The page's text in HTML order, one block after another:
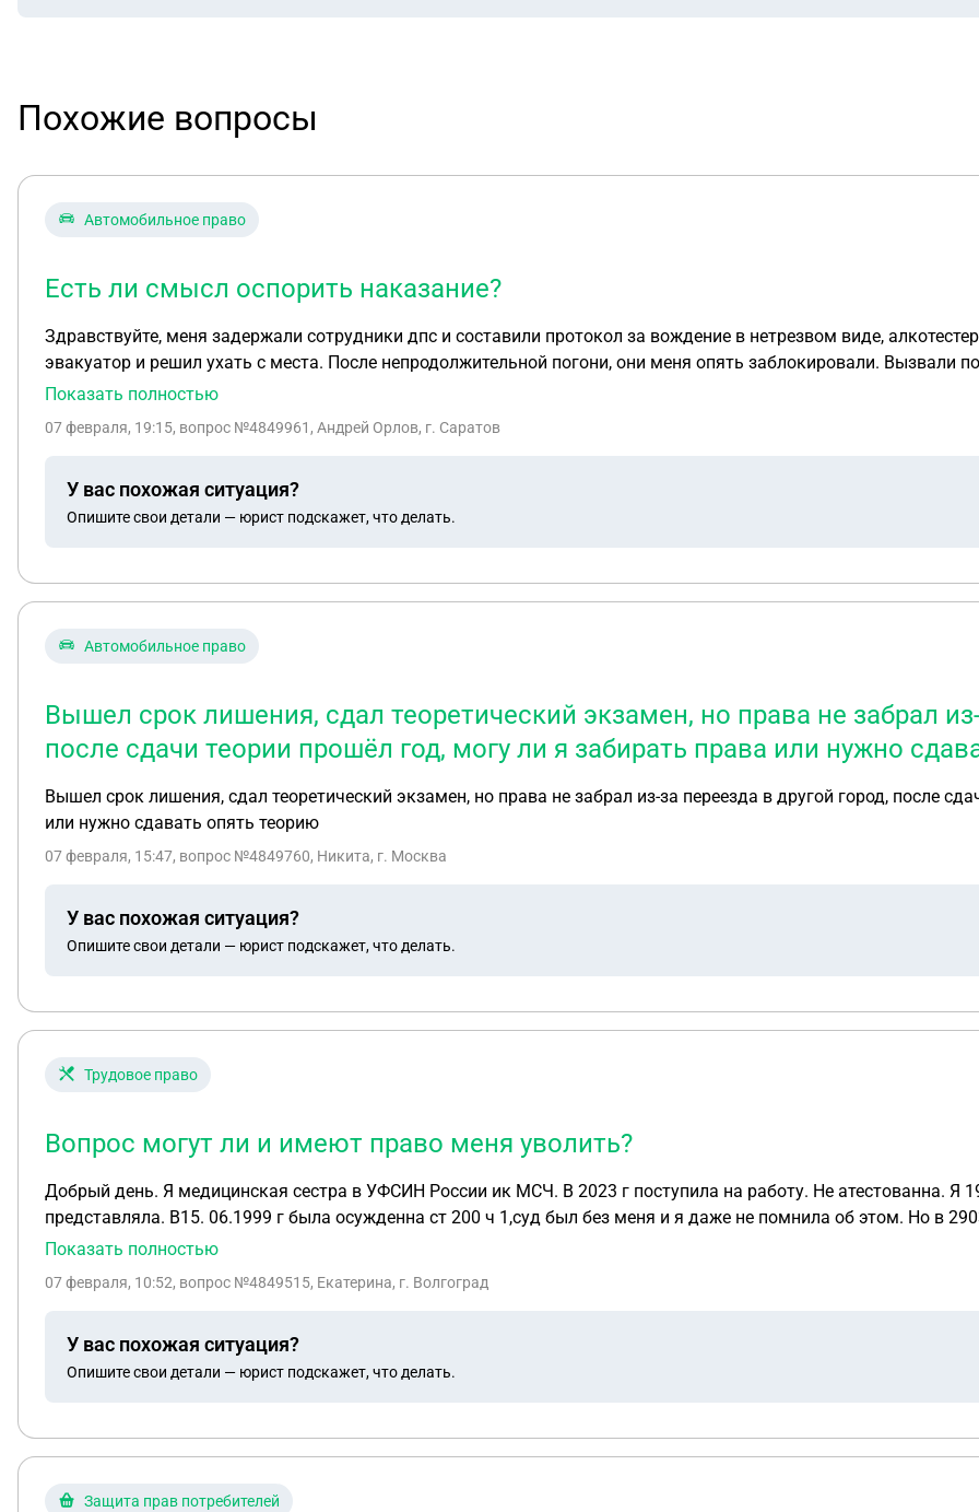
Похожие вопросы
Автомобильное право
Есть ли смысл оспорить наказание?
Здравствуйте, меня задержали сотрудники дпс и составили протокол за вождение в нетрезвом виде,
эвакуатор и решил ухать с места. После непродолжительной погони, они меня опять заблокировали. Вызвали
оформил протокол о задержании транспортного средства. В этот раз я отказался от освидетельствования на
Показать полностью
07 февраля, 19:15, вопрос №4849961, Андрей Орлов, г. Саратов
У вас похожая ситуация?
Опишите свои детали — юрист подскажет, что делать.
Автомобильное право
Вышел срок лишения, сдал теоретический экзамен, но права не забрал
после сдачи теории прошёл год, могу ли я забирать права или нужно
Вышел срок лишения, сдал теоретический экзамен, но права не забрал из-за переезда в другой город, после
или нужно сдавать опять теорию
07 февраля, 15:47, вопрос №4849760, Никита, г. Москва
У вас похожая ситуация?
Опишите свои детали — юрист подскажет, что делать.
Трудовое право
Вопрос могут ли и имеют право меня уволить?
Добрый день. Я медицинская сестра в УФСИН России ик МСЧ. В 2023 г поступила на работу. Не атестованна. Я
представляла. В15. 06.1999 г была осужденна ст 200 ч 1,суд был без меня и я даже не помнила об этом. Но в 2903 году всплыло эта судимость. Сейчас на работе
в ик у всех гражданских сотрудников потребовали заново справки о судимости. Вопрос могут ли и имеют право
Показать полностью
07 февраля, 10:52, вопрос №4849515, Екатерина, г. Волгоград
У вас похожая ситуация?
Опишите свои детали — юрист подскажет, что делать.
Защита прав потребителей